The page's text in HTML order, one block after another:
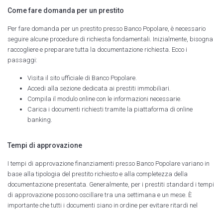
Come fare domanda per un prestito
Per fare domanda per un prestito presso Banco Popolare, è necessario
seguire alcune procedure di richiesta fondamentali. Inizialmente, bisogna
raccogliere e preparare tutta la documentazione richiesta. Ecco i
passaggi:
Visita il sito ufficiale di Banco Popolare.
Accedi alla sezione dedicata ai prestiti immobiliari.
Compila il modulo online con le informazioni necessarie.
Carica i documenti richiesti tramite la piattaforma di online
banking.
Tempi di approvazione
I tempi di approvazione finanziamenti presso Banco Popolare variano in
base alla tipologia del prestito richiesto e alla completezza della
documentazione presentata. Generalmente, per i prestiti standard i tempi
di approvazione possono oscillare tra una settimana e un mese. È
importante che tutti i documenti siano in ordine per evitare ritardi nel